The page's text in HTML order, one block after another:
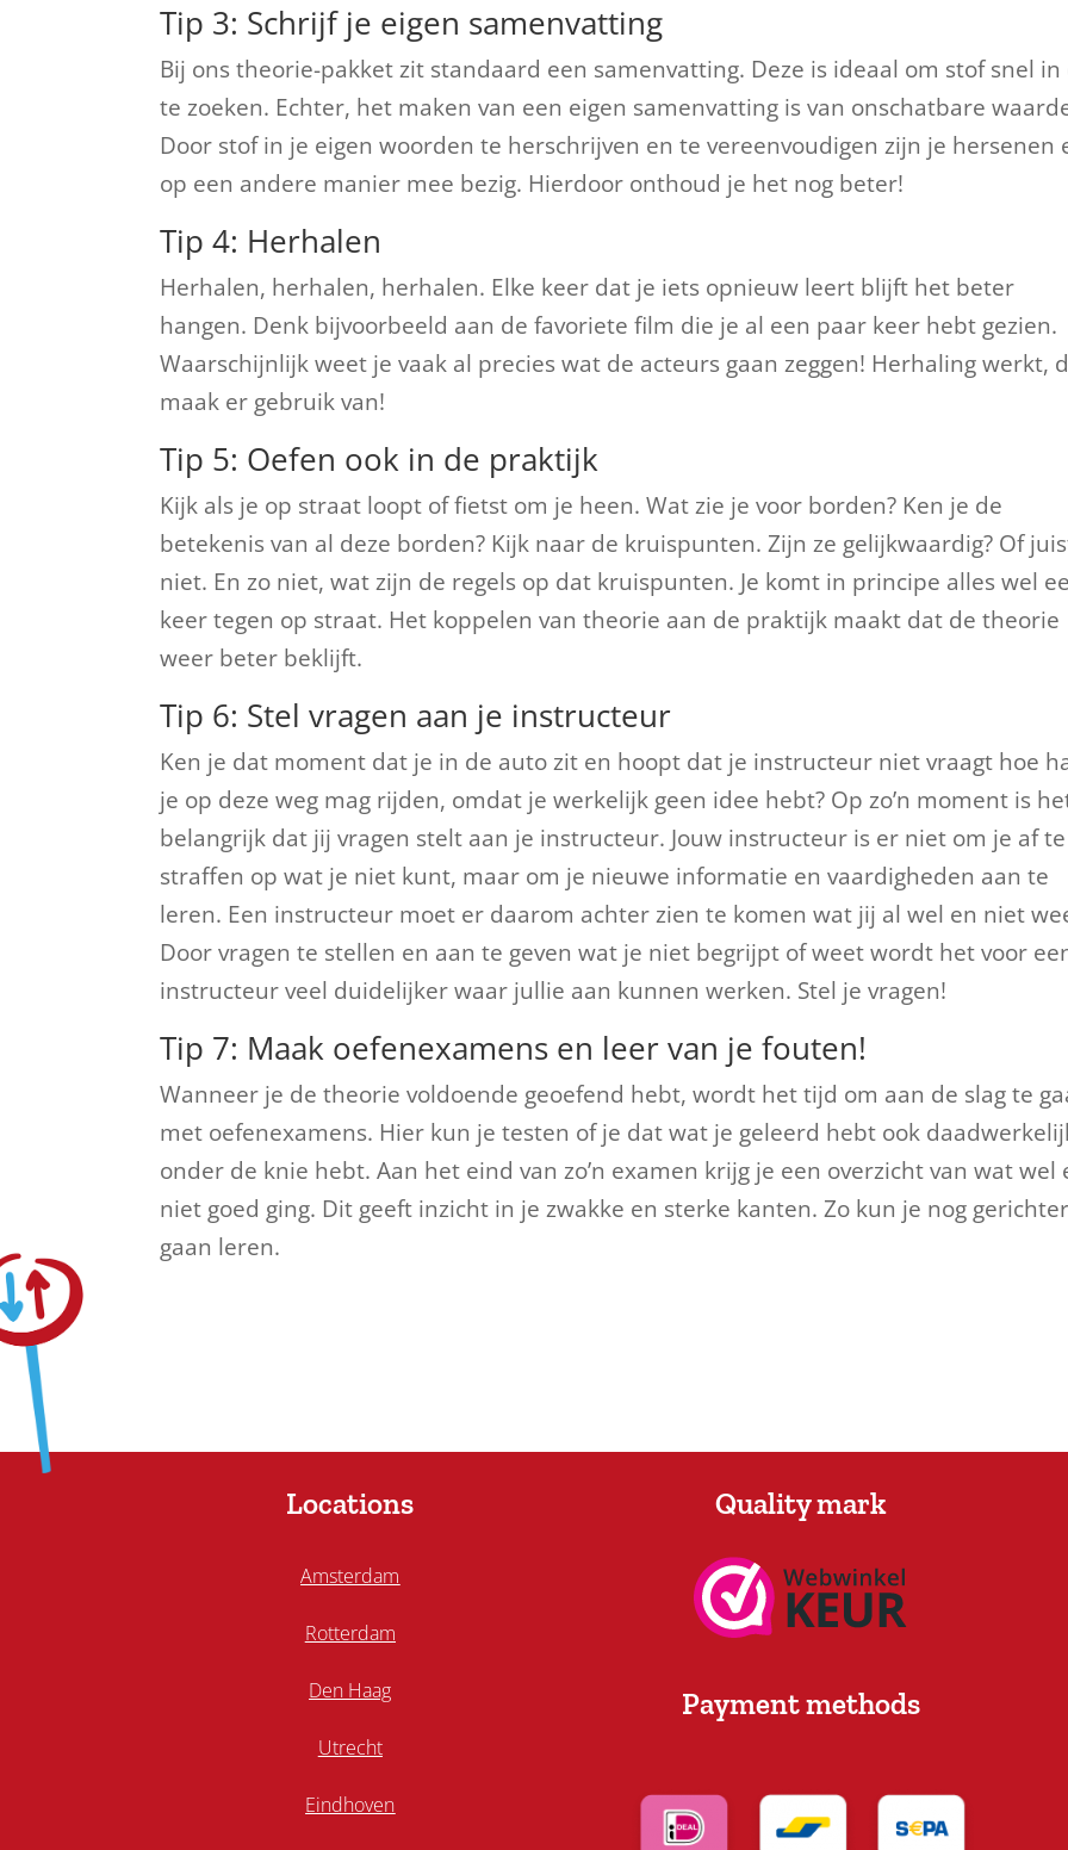
Tip 3: Schrijf je eigen samenvatting
Bij ons theorie-pakket zit standaard een samenvatting. Deze is ideaal om stof snel in
te zoeken. Echter, het maken van een eigen samenvatting is van onschatbare
Door stof in je eigen woorden te herschrijven en te vereenvoudigen zijn je hersenen
op een andere manier mee bezig. Hierdoor onthoud je het nog beter!
Tip 4: Herhalen
Herhalen, herhalen, herhalen. Elke keer dat je iets opnieuw leert blijft het beter
hangen. Denk bijvoorbeeld aan de favoriete film die je al een paar keer hebt gezien.
Waarschijnlijk weet je vaak al precies wat de acteurs gaan zeggen! Herhaling werkt,
maak er gebruik van!
Tip 5: Oefen ook in de praktijk
Kijk als je op straat loopt of fietst om je heen. Wat zie je voor borden? Ken je de
betekenis van al deze borden? Kijk naar de kruispunten. Zijn ze gelijkwaardig? Of
niet. En zo niet, wat zijn de regels op dat kruispunten. Je komt in principe alles wel
keer tegen op straat. Het koppelen van theorie aan de praktijk maakt dat de theorie
weer beter beklijft.
Tip 6: Stel vragen aan je instructeur
Ken je dat moment dat je in de auto zit en hoopt dat je instructeur niet vraagt hoe
je op deze weg mag rijden, omdat je werkelijk geen idee hebt? Op zo’n moment is
belangrijk dat jij vragen stelt aan je instructeur. Jouw instructeur is er niet om je af te
straffen op wat je niet kunt, maar om je nieuwe informatie en vaardigheden aan te
leren. Een instructeur moet er daarom achter zien te komen wat jij al wel en niet
Door vragen te stellen en aan te geven wat je niet begrijpt of weet wordt het voor
instructeur veel duidelijker waar jullie aan kunnen werken. Stel je vragen!
Tip 7: Maak oefenexamens en leer van je fouten!
Wanneer je de theorie voldoende geoefend hebt, wordt het tijd om aan de slag te
met oefenexamens. Hier kun je testen of je dat wat je geleerd hebt ook
onder de knie hebt. Aan het eind van zo’n examen krijg je een overzicht van wat wel
niet goed ging. Dit geeft inzicht in je zwakke en sterke kanten. Zo kun je nog gerichter
gaan leren.
Locations
Amsterdam
Rotterdam
Den Haag
Utrecht
Eindhoven
Quality mark
Payment methods